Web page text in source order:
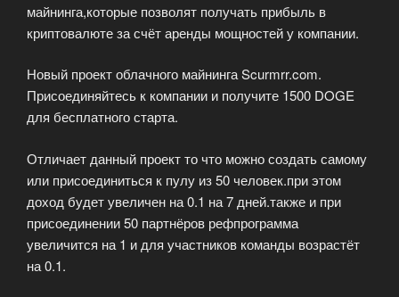
майнинга,которые позволят получать прибыль в
криптовалюте за счёт аренды мощностей у компании.
Новый проект облачного майнинга Scurmrr.com.
Присоединяйтесь к компании и получите 1500 DOGE
для бесплатного старта.
Отличает данный проект то что можно создать самому
или присоединиться к пулу из 50 человек.при этом
доход будет увеличен на 0.1 на 7 дней.также и при
присоединении 50 партнёров рефпрограмма
увеличится на 1 и для участников команды возрастёт
на 0.1.